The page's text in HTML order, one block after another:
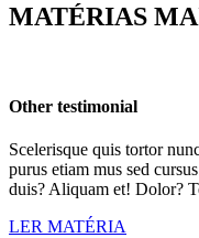
MATÉRIAS
Other testimonial
Scelerisque quis tortor
purus etiam mus sed
duis? Aliquam et! Dolor?
LER MATÉRIA